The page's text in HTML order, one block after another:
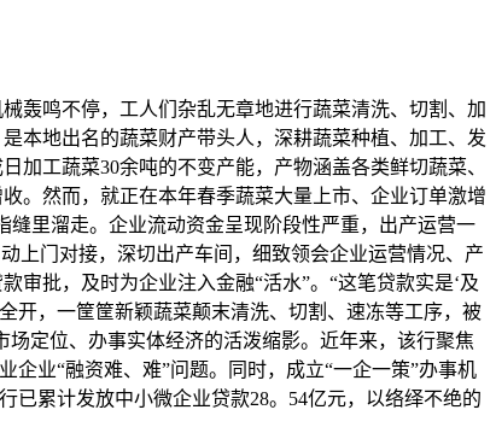
鸣不停，工人们杂乱无章地进行蔬菜清洗、切割、加
本地出名的蔬菜财产带头人，深耕蔬菜种植、加工、发
加工蔬菜30余吨的不变产能，产物涵盖各类鲜切蔬菜、
。然而，就正在本年春季蔬菜大量上市、企业订单激增
里溜走。企业流动资金呈现阶段性严重，出产运营一
上门对接，深切出产车间，细致领会企业运营情况、产
批，及时为企业注入金融“活水”。“这笔贷款实是‘及
开，一筐筐新颖蔬菜颠末清洗、切割、速冻等工序，被
定位、办事实体经济的活泼缩影。近年来，该行聚焦
企业“融资难、难”问题。同时，成立“一企一策”办事机
已累计发放中小微企业贷款28。54亿元，以络绎不绝的